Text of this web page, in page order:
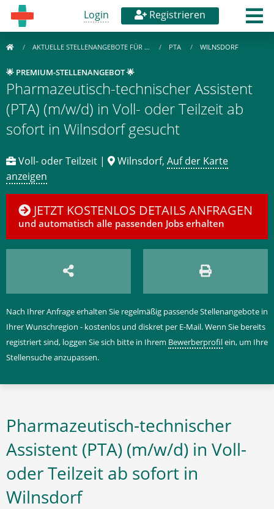
Login Registrieren
AKTUELLE STELLENANGEBOTE FÜR … PTA WILNSDORF
🌟 PREMIUM-STELLENANGEBOT 🌟
Pharmazeutisch-technischer Assistent
(PTA) (m/w/d) in Voll- oder Teilzeit ab
sofort in Wilnsdorf gesucht
Voll- oder Teilzeit | Wilnsdorf, Auf der Karte
anzeigen
JETZT KOSTENLOS DETAILS ANFRAGEN
und automatisch alle passenden Jobs erhalten
Nach Ihrer Anfrage erhalten Sie regelmäßig passende Stellenangebote in
Ihrer Wunschregion - kostenlos und diskret per E-Mail. Wenn Sie bereits
registriert sind, loggen Sie sich bitte in Ihrem Bewerberprofilein, um Ihre
Stellensuche anzupassen.
Pharmazeutisch-technischer
Assistent (PTA) (m/w/d) in Voll-
oder Teilzeit ab sofort in
Wilnsdorf